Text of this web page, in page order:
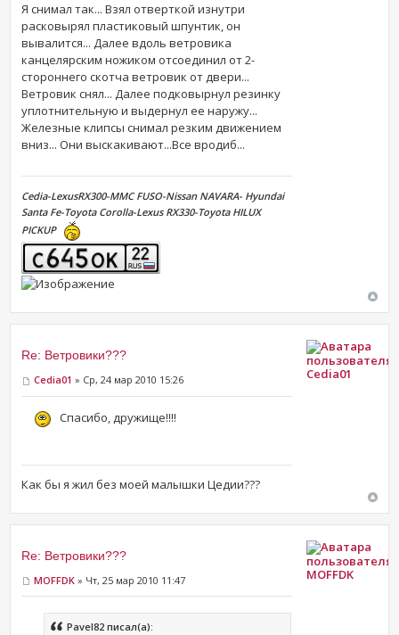
Я снимал так... Взял отверткой изнутри
расковырял пластиковый шпунтик, он
вывалится... Далее вдоль ветровика
канцелярским ножиком отсоединил от 2-
стороннего скотча ветровик от двери...
Ветровик снял... Далее подковырнул резинку
уплотнительную и выдернул ее наружу...
Железные клипсы снимал резким движением
вниз... Они выскакивают...Все вродиб...
Cedia-LexusRX300-MMC FUSO-Nissan NAVARA- Hyundai
Santa Fe-Toyota Corolla-Lexus RX330-Toyota HILUX
PICKUP
Re: Ветровики???
Cedia01 » Ср, 24 мар 2010 15:26
Спасибо, дружище!!!!
Как бы я жил без моей малышки Цедии???
Cedia01
Re: Ветровики???
MOFFDK » Чт, 25 мар 2010 11:47
Pavel82 писал(а):
MOFFDK